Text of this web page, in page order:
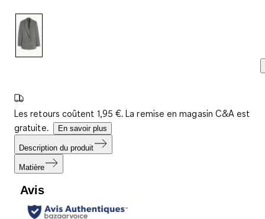
Les retours coûtent 1,95 €. La remise en magasin C&A est
gratuite.
En savoir plus
Description du produit
Matière
Avis